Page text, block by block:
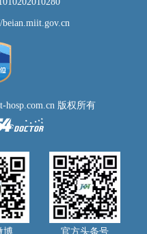
beian.miit.gov.cn
hosp.com.cn 版权所有
博 官方头条号